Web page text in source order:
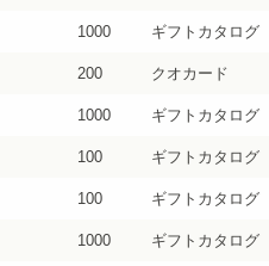
1000 ギフトカタログ
200 クオカード
1000 ギフトカタログ
100 ギフトカタログ
100 ギフトカタログ
1000 ギフトカタログ